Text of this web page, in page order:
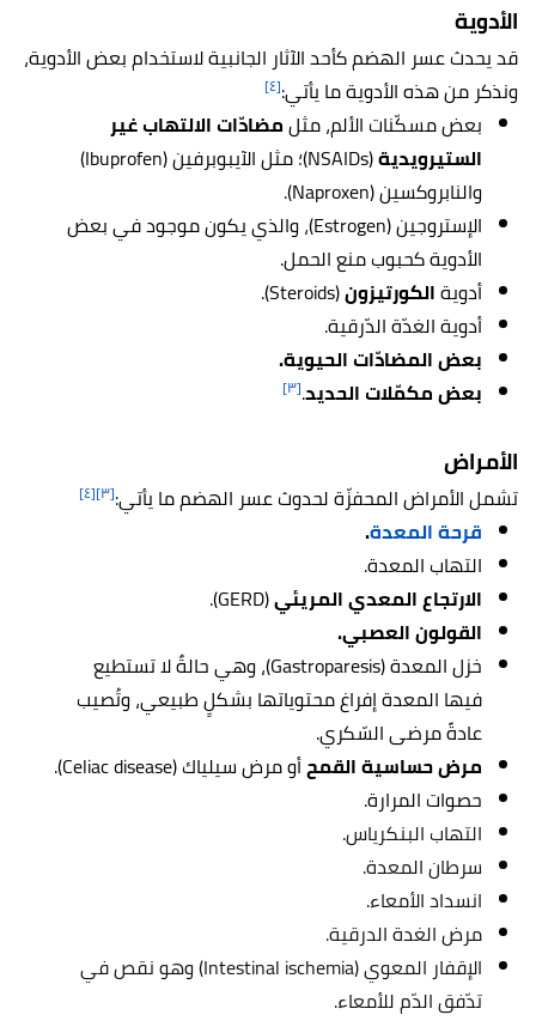
الأدوية
قد يحدث عسر الهضم كأحد الآثار الجانبية لاستخدام بعض الأدوية،
ونذكر من هذه الأدوية ما يأتي:[٤]
بعض مسكّنات الألم، مثلمضادّات الالتهاب غير
الستيرويدية
(NSAIDs)؛ مثل الآيبوبرفين (Ibuprofen)
والنابروكسين (Naproxen).
الإستروجين (Estrogen)، والذي يكون موجود في بعض
الأدوية كحبوب منع الحمل.
أدويةالكورتيزون(Steroids).
أدوية الغدّة الدّرقية.
بعض المضادّات الحيوية.
بعض مكمّلات الحديد.[٣]
الأمراض
تشمل الأمراض المحفزّة لحدوث عسر الهضم ما يأتي:[٣] [٤]
قرحة المعدة.
التهاب المعدة.
الارتجاع المعدي المريئي(GERD).
القولون العصبي.
خزل المعدة (Gastroparesis)، وهي حالةٌ لا تستطيع
فيها المعدة إفراغ محتوياتها بشكلٍ طبيعي، وتُصيب
عادةً مرضى السّكري.
مرض حساسية القمحأو مرض سيلياك (Celiac disease).
حصوات المرارة.
التهاب البنكرياس.
سرطان المعدة.
انسداد الأمعاء.
مرض الغدة الدرقية.
الإقفار المعوي (Intestinal ischemia) وهو نقص في
تدّفق الدّم للأمعاء.